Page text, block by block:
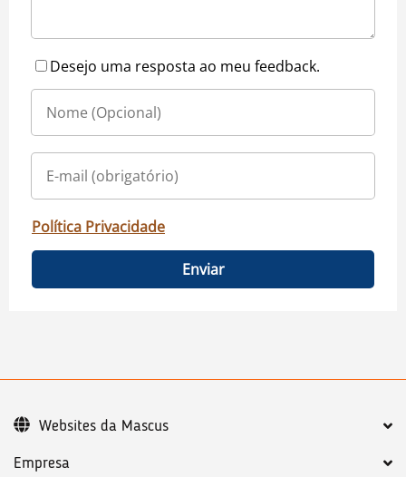
Desejo uma resposta ao meu feedback.
Política Privacidade
Enviar
Empresa
Websites da Mascus